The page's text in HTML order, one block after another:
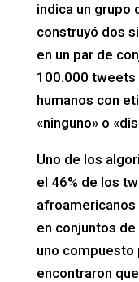
indica un grupo
construyó dos
en un par de
100.000 tweets
humanos con
«ninguno» o
Uno de los
el 46% de los
en conjuntos
uno
encontraron